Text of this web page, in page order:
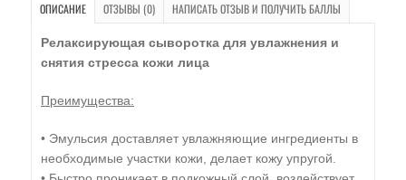
ОПИСАНИЕ ОТЗЫВЫ (0) НАПИСАТЬ ОТЗЫВ И ПОЛУЧИТЬ БАЛЛЫ
Релаксирующая сыворотка для увлажнения и
снятия стресса кожи лица
Преимущества:
• Эмульсия доставляет увлажняющие ингредиенты в
необходимые участки кожи, делает кожу упругой.